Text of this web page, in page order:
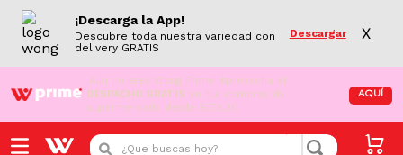
¡Descarga la App!
Descubre toda nuestra variedad con
delivery GRATIS
Descargar X
¡Aún no eres Wong Prime! Aprovecha el
DESPACHO GRATIS en tus compras de
supermercado desde S/79.90
AQUÍ
¿Que buscas hoy?
Cargando comentarios...